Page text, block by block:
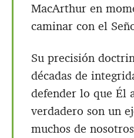
MacArthur en
caminar con el
Su precisión
décadas de
defender lo que Él
verdadero son un
muchos de